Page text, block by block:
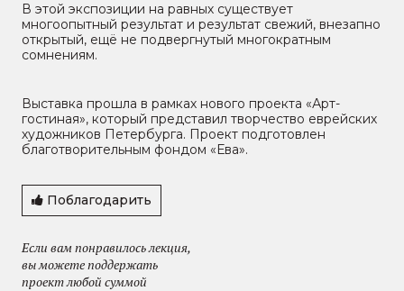
В этой экспозиции на равных существует
многоопытный результат и результат свежий, внезапно
открытый, ещё не подвергнутый многократным
сомнениям.
Выставка прошла в рамках нового проекта «Арт-
гостиная», который представил творчество еврейских
художников Петербурга. Проект подготовлен
благотворительным фондом «Ева».
Поблагодарить
Если вам понравилось лекция,
вы можете поддержать
проект любой суммой